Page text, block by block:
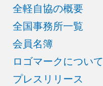
全軽自協の概要
全国事務所一覧
会員名簿
ロゴマークについて
プレスリリース